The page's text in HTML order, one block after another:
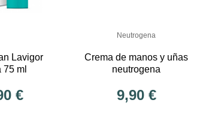
Lavigor
75 ml
€
Neutrogena
Crema de manos y uñas
neutrogena
9,90 €